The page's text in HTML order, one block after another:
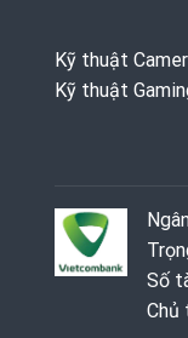
Kỹ thuật
Kỹ thuật
Số
Chủ